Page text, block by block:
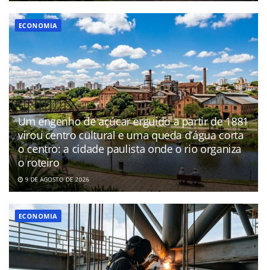
ECONOMIA
Um engenho de açúcar erguido a partir de 1881
virou centro cultural e uma queda d’água corta
o centro: a cidade paulista onde o rio organiza
o roteiro
9 DE AGOSTO DE 2026
ECONOMIA